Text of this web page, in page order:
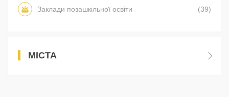
Заклади позашкільної освіти (39)
МІСТА